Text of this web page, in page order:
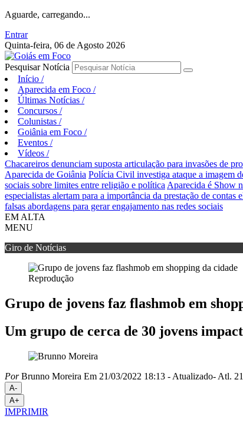
Aguarde, carregando...
Entrar
Quinta-feira, 06 de Agosto 2026
Pesquisar Notícia
Início /
Aparecida em Foco /
Últimas Notícias /
Concursos /
Colunistas /
Goiânia em Foco /
Eventos /
Vídeos /
Chacareiros denunciam suposta articulação para invasões de
Aparecida de Goiânia Polícia Civil investiga ataque a imagem
sociais sobre limites entre religião e política Aparecida é Show
especialistas alertam para a importância da prestação de contas
falsas abordagens para gerar engajamento nas redes sociais
EM ALTA
MENU
Giro de Notícias
Reprodução
Grupo de jovens faz flashmob em
Um grupo de cerca de 30 jovens
PorBrunno Moreira Em 21/03/2022 18:13 - Atualizado- Atl.
A-
A+
IMPRIMIR